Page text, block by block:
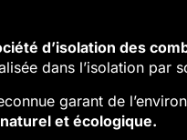
d’isolation des
dans l’isolation par
garant de
et écologique.